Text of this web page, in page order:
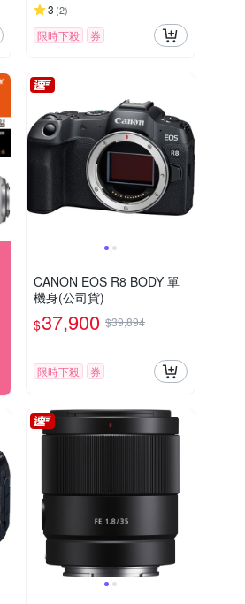
3 (2)
限時下殺 券
CANON EOS R8 BODY 單
機身(公司貨)
$37,900 $39,894
限時下殺 券